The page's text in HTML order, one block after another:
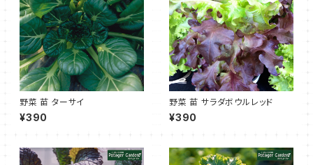
野菜 苗 ターサイ
¥390
野菜 苗 サラダボウルレッド
¥390